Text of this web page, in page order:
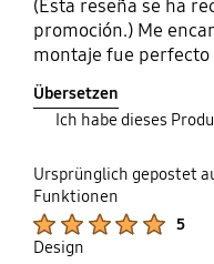
(Esta reseña se ha
promoción.) Me
montaje fue perfecto
Übersetzen
Ich habe dieses
Ursprünglich gepostet
Funktionen
5
Design